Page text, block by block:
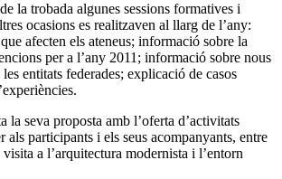
la trobada algunes sessions formatives i
ocasions es realitzaven al llarg de l’any:
afecten els ateneus; informació sobre la
per a l’any 2011; informació sobre nous
les entitats federades; explicació de casos
la seva proposta amb l’oferta d’activitats
als participants i els seus acompanyants, entre
a l’arquitectura modernista i l’entorn